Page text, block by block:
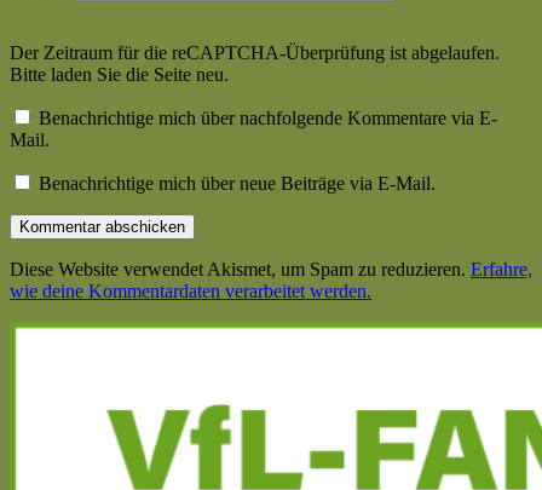
Der Zeitraum für die reCAPTCHA-Überprüfung ist abgelaufen.
Bitte laden Sie die Seite neu.
Benachrichtige mich über nachfolgende Kommentare via E-
Mail.
Benachrichtige mich über neue Beiträge via E-Mail.
Diese Website verwendet Akismet, um Spam zu reduzieren. Erfahre,
wie deine Kommentardaten verarbeitet werden.
Haupt-